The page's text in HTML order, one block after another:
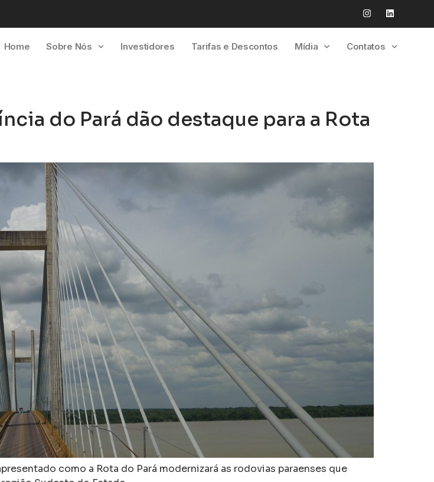
Home Sobre Nós Investidores Tarifas e Descontos Mídia Contatos
do Pará dão destaque para a Rota
como a Rota do Pará modernizará as rodovias paraenses que